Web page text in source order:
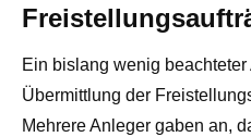
Ein bislang wenig beachteter
Übermittlung der
Mehrere Anleger gaben an,